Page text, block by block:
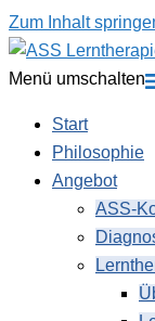
Zum Inhalt
Menü umschalten
Start
Philosophie
Angebot
ASS-